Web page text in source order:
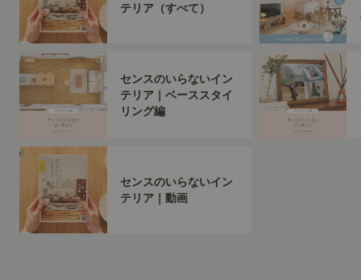
テリア（すべて）
センスのいらないイン
テリア｜ベーススタイ
リング編
センスのいらないイン
テリア｜動画